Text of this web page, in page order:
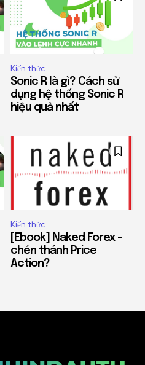
Kiến thức
Sonic R là gì? Cách sử
dụng hệ thống Sonic R
hiệu quả nhất
Kiến thức
[Ebook] Naked Forex –
chén thánh Price
Action?